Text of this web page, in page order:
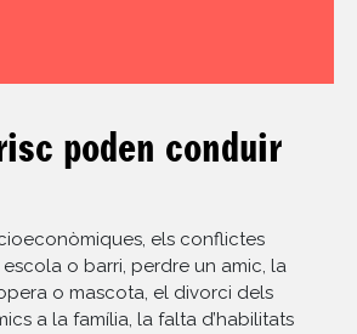
poden conduir
els conflictes
o barri, perdre un amic, la
o mascota, el divorci dels
a la família, la falta d’habilitats